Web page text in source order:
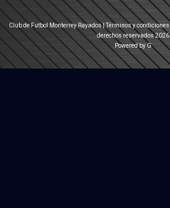
Club de Futbol Monterrey Rayados |Términos y condiciones
derechos reservados 2026
Powered by G